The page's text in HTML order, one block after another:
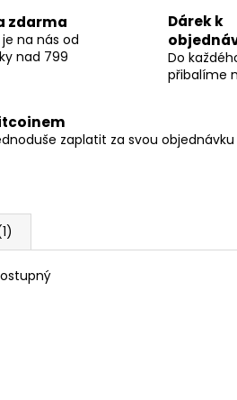
zdarma
na nás od
nad 799
Dárek k
Do
přibalíme
zaplatit za svou objednávku